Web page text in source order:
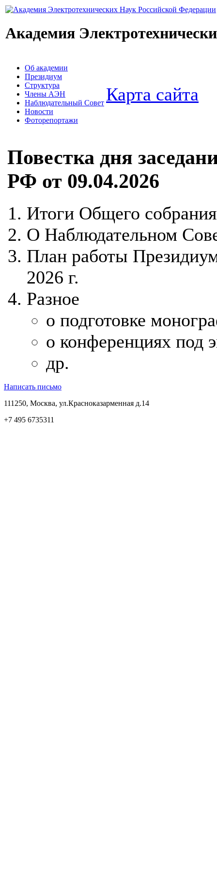
Академия
Об академии
Президиум
Структура
Члены АЭН
Наблюдательный Совет
Новости
Фоторепортажи
Карта сайта
Повестка дня
РФ от 09.04.2026
Итоги Общего
О Наблюдательном
План работы
2026 г.
Разное
о подготовке
о конференциях
др.
Написать письмо
111250, Москва, ул.Красноказарменная д.14
+7 495 6735311